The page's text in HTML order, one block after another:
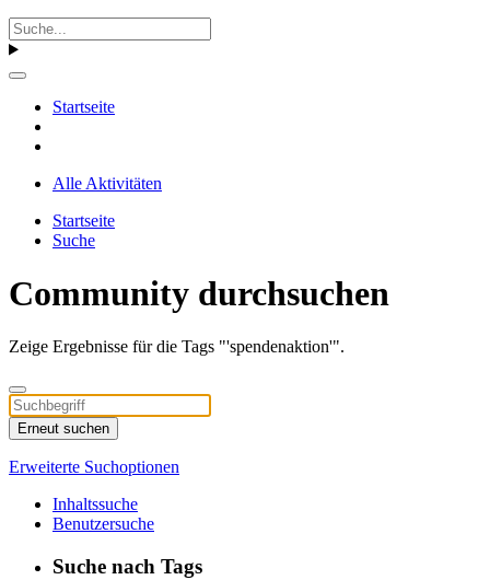
Startseite
Alle Aktivitäten
Startseite
Suche
Community durchsuchen
Zeige Ergebnisse für die Tags "'spendenaktion'".
Erneut suchen
Erweiterte Suchoptionen
Inhaltssuche
Benutzersuche
Suche nach Tags